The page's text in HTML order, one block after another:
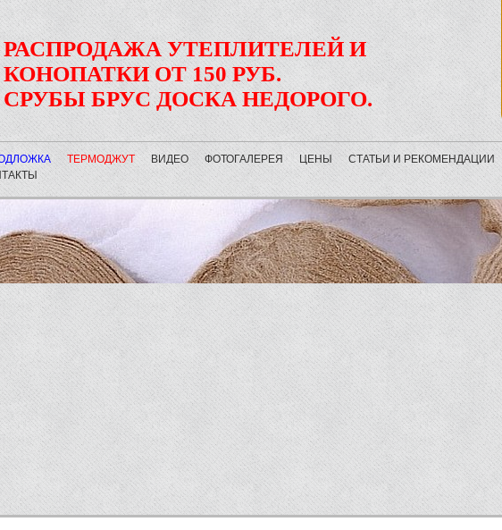
РАСПРОДАЖА УТЕПЛИТЕЛЕЙ И
КОНОПАТКИ ОТ 150 РУБ.
СРУБЫ БРУС ДОСКА НЕДОРОГО.
ТЕРМОДЖУТ ВИДЕО ФОТОГАЛЕРЕЯ ЦЕНЫ СТАТЬИ И РЕКОМЕНДАЦИИ